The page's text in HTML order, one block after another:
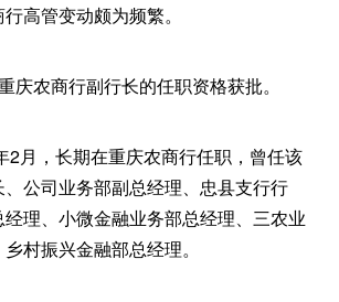
高管变动颇为频繁。
庆农商行副行长的任职资格获批。
2月，长期在重庆农商行任职，曾任该
公司业务部副总经理、忠县支行行
理、小微金融业务部总经理、三农业
村振兴金融部总经理。